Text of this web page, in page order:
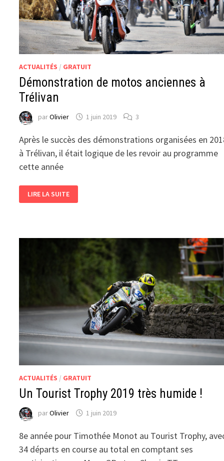
ACTUALITÉS / GRATUIT
Démonstration de motos anciennes à
Trélivan
parOlivier 1 juin 2019 3
Après le succès des démonstrations organisées en
à Trélivan, il était logique de les revoir au programme
cette année
DÉMONSTRATION
DE
MOTOS
LIRE LA SUITE
ACTUALITÉS / GRATUIT
Un Tourist Trophy 2019 très humide !
parOlivier 1 juin 2019
8e année pour Timothée Monot au Tourist Trophy,
34 départs en course au total en comptant ses